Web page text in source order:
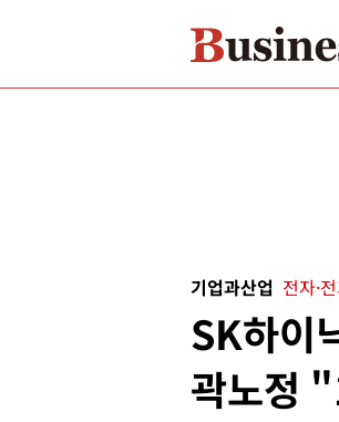
기업과산업 전자·
SK하이
곽노정